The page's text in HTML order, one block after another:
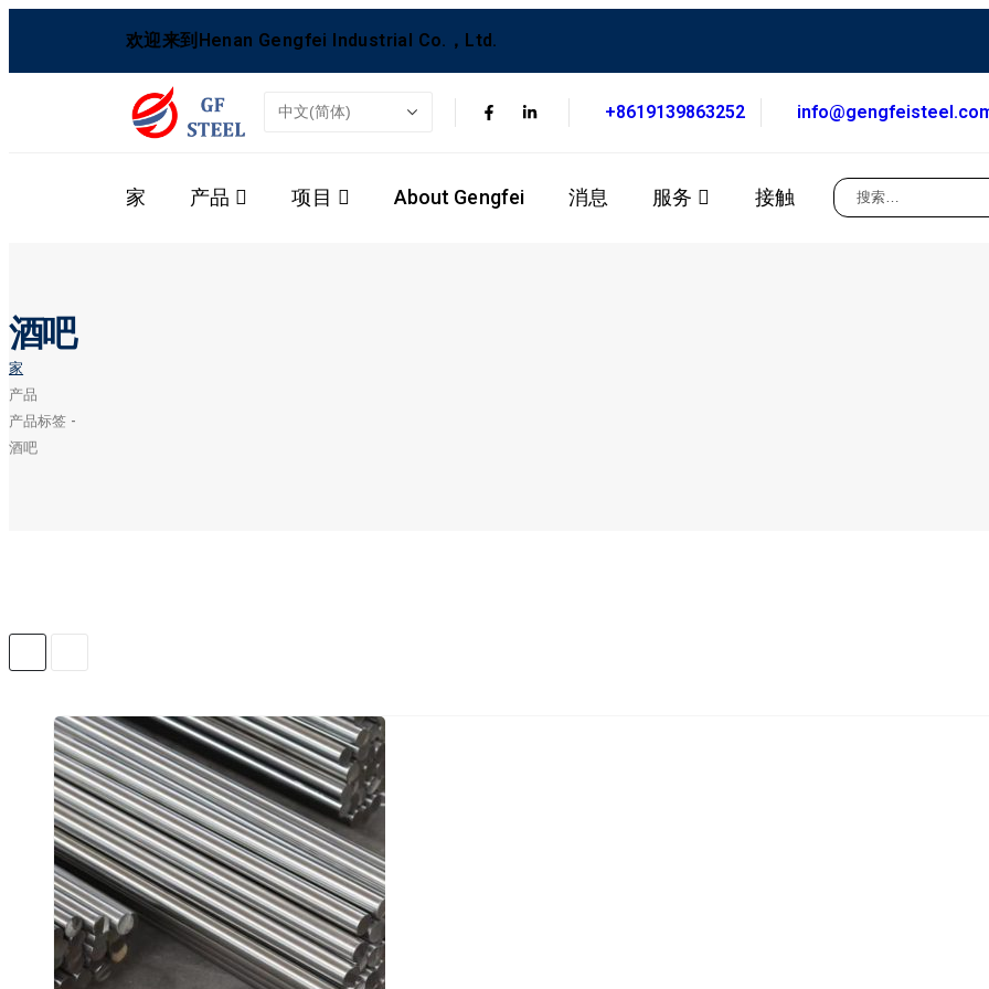
欢迎来到Henan Gengfei Industrial Co.，Ltd.
+8619139863252
家 产品 项目 About Gengfei 消息 服务 接触
酒吧
家
产品
产品标签 -
酒吧